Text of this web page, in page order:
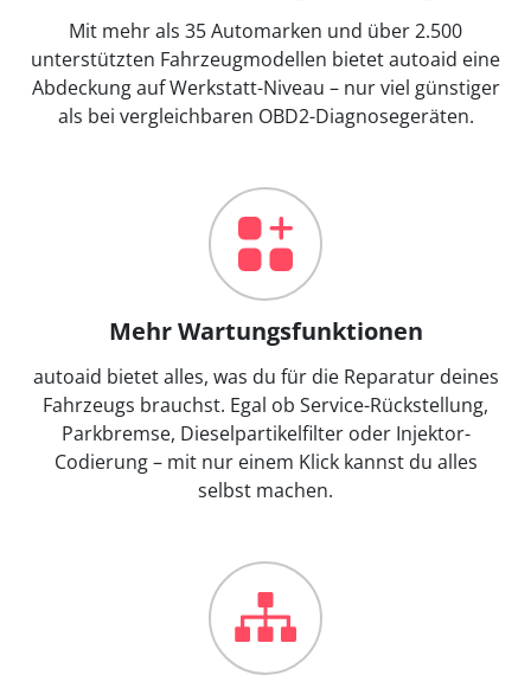
Mit mehr als 35 Automarken und über 2.500
unterstützten Fahrzeugmodellen bietet autoaid eine
Abdeckung auf Werkstatt-Niveau – nur viel günstiger
als bei vergleichbaren OBD2-Diagnosegeräten.
Mehr Wartungsfunktionen
autoaid bietet alles, was du für die Reparatur deines
Fahrzeugs brauchst. Egal ob Service-Rückstellung,
Parkbremse, Dieselpartikelfilter oder Injektor-
Codierung – mit nur einem Klick kannst du alles
selbst machen.